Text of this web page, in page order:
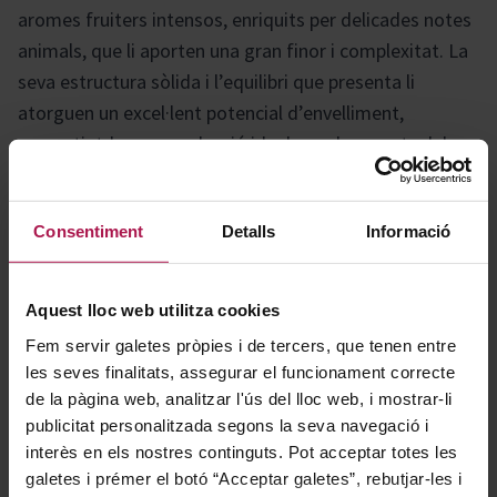
Consentiment Detalls Informació
Aquest lloc web utilitza cookies
Fem servir galetes pròpies i de tercers, que tenen entre
les seves finalitats, assegurar el funcionament correcte
de la pàgina web, analitzar l'ús del lloc web, i mostrar-li
publicitat personalitzada segons la seva navegació i
interès en els nostres continguts. Pot acceptar totes les
galetes i prémer el botó “Acceptar galetes”, rebutjar-les i
aromes fruiters intensos, enriquits per delicades notes
animals, que li aporten una gran finor i complexitat. La
seva estructura sòlida i l’equilibri que presenta li
atorguen un excel·lent potencial d’envelliment,
convertint-lo en una elecció ideal per als amants dels
Gastronomía
Aquest vi és l’acompanyant ideal per a una àmplia
varietat de plats, des de carns vermelles i aus de caça
fins a especialitats regionals i formatges cremosos,
realçant cada experiència gastronòmica amb el seu
caràcter i elegància.